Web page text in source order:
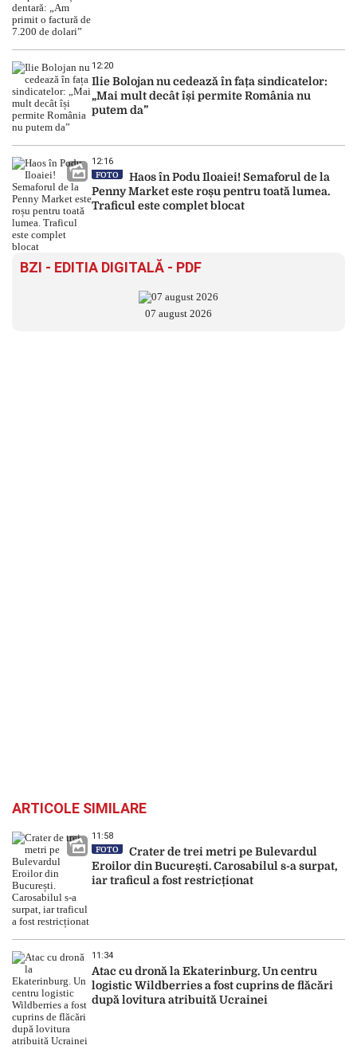
12:20
Ilie Bolojan nu cedează în fața sindicatelor:
„Mai mult decât își permite România nu
putem da”
12:16
FOTO
Haos în Podu Iloaiei! Semaforul de la
Penny Market este roșu pentru toată lumea.
Traficul este complet blocat
BZI - EDITIA DIGITALĂ - PDF
07 august 2026
ARTICOLE SIMILARE
11:58
FOTO
Crater de trei metri pe Bulevardul
Eroilor din București. Carosabilul s-a surpat,
iar traficul a fost restricționat
11:34
Atac cu dronă la Ekaterinburg. Un centru
logistic Wildberries a fost cuprins de flăcări
după lovitura atribuită Ucrainei